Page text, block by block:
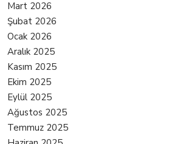
Mart 2026
Şubat 2026
Ocak 2026
Aralık 2025
Kasım 2025
Ekim 2025
Eylül 2025
Ağustos 2025
Temmuz 2025